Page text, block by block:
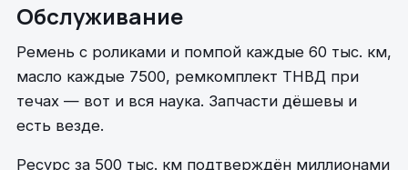
Обслуживание
Ремень с роликами и помпой каждые 60 тыс. км,
масло каждые 7500, ремкомплект ТНВД при
течах — вот и вся наука. Запчасти дёшевы и
есть везде.
Ресурс за 500 тыс. км подтверждён миллионами